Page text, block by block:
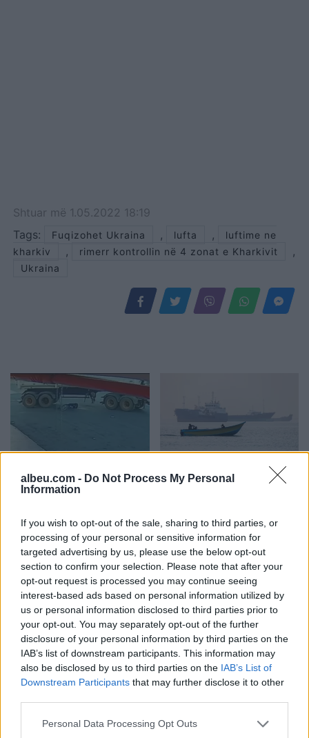
albeu.com - Do Not Process My Personal
Information
If you wish to opt-out of the sale, sharing to third parties, or
processing of your personal or sensitive information for
targeted advertising by us, please use the below opt-out
section to confirm your selection. Please note that after your
opt-out request is processed you may continue seeing
interest-based ads based on personal information utilized by
us or personal information disclosed to third parties prior to
your opt-out. You may separately opt-out of the further
disclosure of your personal information by third parties on the
IAB’s list of downstream participants. This information may
also be disclosed by us to third parties on the IAB’s List of
Downstream Participants that may further disclose it to other
Personal Data Processing Opt Outs
Shtuar më 1.05.2022 18:19
Tags:
Fuqizohet Ukraina , lufta ,
luftime ne
kharkiv
, rimerr kontrollin në 4 zonat e Kharkivit ,
Ukraina
dhe e tërheq zvarrë 12-
mrekullisht
SHBA: Bisedimet Oman-
Iran po avancojnë,
shpejti
Përplasje për emigrantët
në Ceuta, Spanja rikthen
kontrollet kufitare ndaj
udhëtarëve nga Italia
Goditjet ruse me dronë
dhe bomba në Ukrainë
lënë dy të vdekur dhe
gjashtë të plagosur